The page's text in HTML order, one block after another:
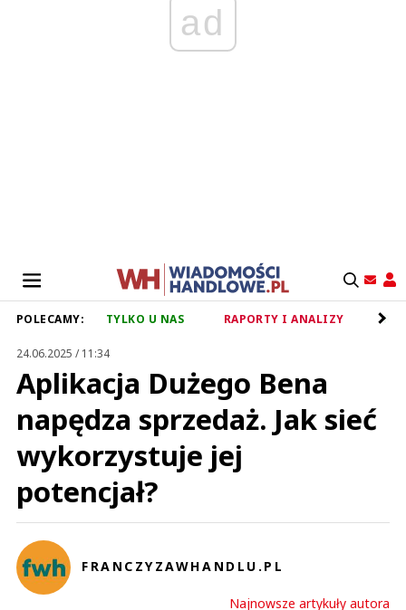
ad
POLECAMY: TYLKO U NAS RAPORTY I ANALIZY
24.06.2025 / 11:34
Aplikacja Dużego Bena
napędza sprzedaż. Jak sieć
wykorzystuje jej
potencjał?
FRANCZYZAWHANDLU.PL
Najnowsze artykuły autora